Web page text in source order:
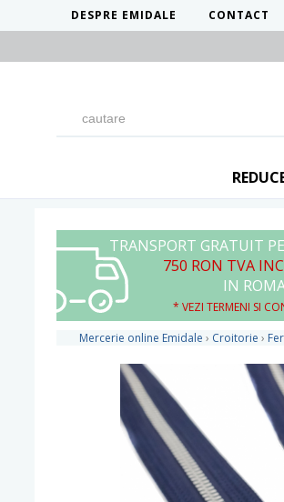
DESPRE EMIDALE CONTACT
TRANSPORT GRATUIT
750 RON TVA
IN
* VEZI TERMENI SI
Mercerie online Emidale › Croitorie ›